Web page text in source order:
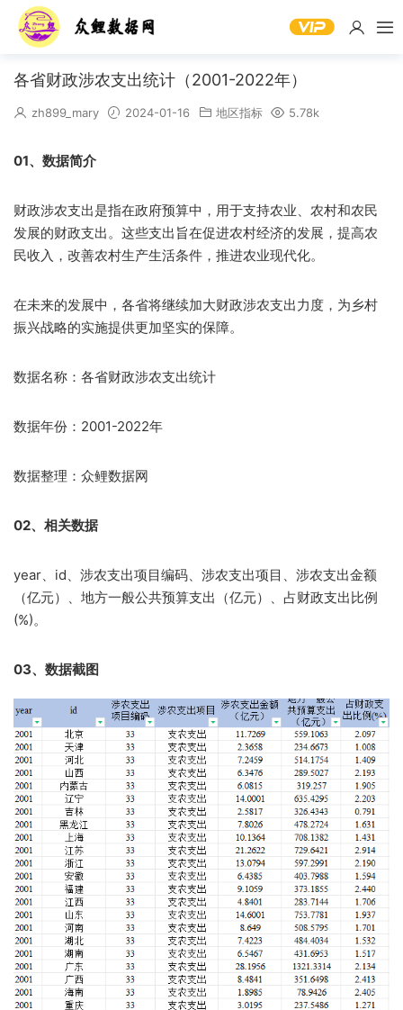
各省财政涉农支出统计（2001-2022年）
zh899_mary 2024-01-16 地区指标 5.78k
01、数据简介
财政涉农支出是指在政府预算中，用于支持农业、农村和农民
发展的财政支出。这些支出旨在促进农村经济的发展，提高农
民收入，改善农村生产生活条件，推进农业现代化。
在未来的发展中，各省将继续加大财政涉农支出力度，为乡村
振兴战略的实施提供更加坚实的保障。
数据名称：各省财政涉农支出统计
数据年份：2001-2022年
数据整理：众鲤数据网
02、相关数据
year、id、涉农支出项目编码、涉农支出项目、涉农支出金额
（亿元）、地方一般公共预算支出（亿元）、占财政支出比例
(%)。
03、数据截图